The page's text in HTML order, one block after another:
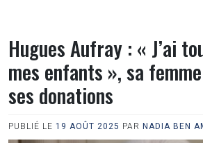
Hugues Aufray : « J’ai
mes enfants », sa
ses donations
PUBLIÉ LE 19 AOÛT 2025 PAR NADIA BEN